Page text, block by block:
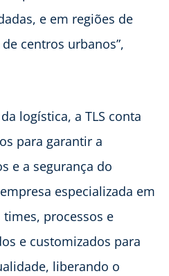
e em regiões de
centros urbanos”,
logística, a TLS conta
para garantir a
e a segurança do
especializada em
processos e
e customizados para
liberando o